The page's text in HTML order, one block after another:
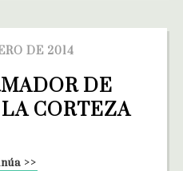
DE 2014
DE
CORTEZA
>>